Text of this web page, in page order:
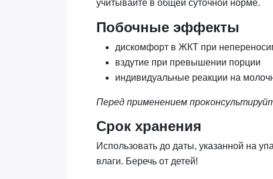
учитывайте в общей суточной норме.
Побочные эффекты
дискомфорт в ЖКТ при
вздутие при превышении порции
индивидуальные реакции на
Перед применением
Срок хранения
Использовать до даты, указанной на
влаги. Беречь от детей!